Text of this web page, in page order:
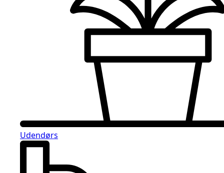
Udendørs